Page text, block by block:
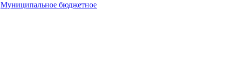
Муниципальное бюджетное